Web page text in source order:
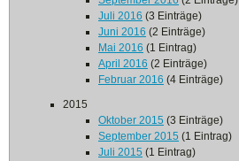
Juli 2016 (3 Einträge)
Juni 2016 (2 Einträge)
Mai 2016 (1 Eintrag)
April 2016 (2 Einträge)
Februar 2016 (4 Einträge)
2015
Oktober 2015 (3 Einträge)
September 2015 (1 Eintrag)
Juli 2015 (1 Eintrag)